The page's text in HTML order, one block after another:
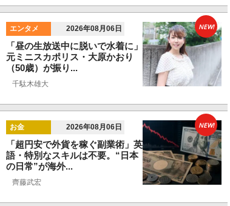
エンタメ 2026年08月06日
「昼の生放送中に脱いで水着に」
元ミニスカポリス・大原かおり
（50歳）が振り...
千駄木雄大
NEW!
お金 2026年08月06日
「超円安で外貨を稼ぐ副業術」英
語・特別なスキルは不要。“日本
の日常”が海外...
齊藤武宏
NEW!